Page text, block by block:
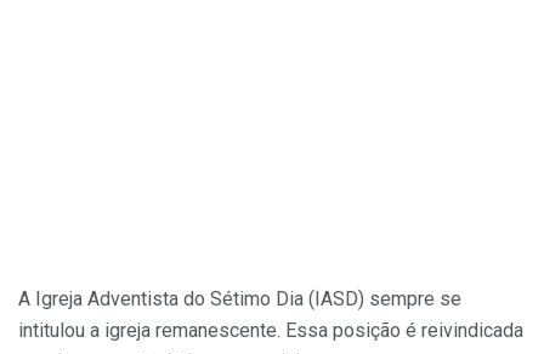
A Igreja Adventista do Sétimo Dia (IASD) sempre se
intitulou a igreja remanescente. Essa posição é reivindicada